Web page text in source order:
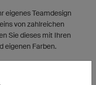
eigenes Teamdesign
von zahlreichen
Sie dieses mit Ihren
eigenen Farben.